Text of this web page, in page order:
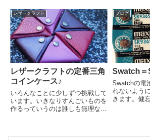
いえば、、食卓で使うナイフ・フ
ォーク・スプーンなどの金属類の
ことだと思っていたんです
が、、、どうやら、最近は違うん
ですね...
のステンシ
いな。ちな
２...
レザークラフト
レザークラフトの定番三角
コインケース♪
いろんなことに少しずつ挑戦して
います。いきなりすんごいものを
作るっていうのは誰しも無理なこ
ブログ
Swatch＝
Swatchの電
れないよう
きます。健
DIYなんて